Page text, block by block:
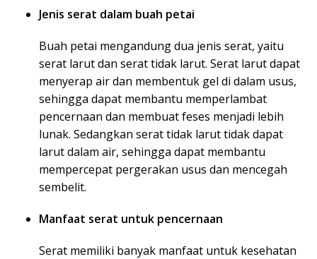
Jenis serat dalam buah petai
Buah petai mengandung dua jenis serat, yaitu
serat larut dan serat tidak larut. Serat larut dapat
menyerap air dan membentuk gel di dalam usus,
sehingga dapat membantu memperlambat
pencernaan dan membuat feses menjadi lebih
lunak. Sedangkan serat tidak larut tidak dapat
larut dalam air, sehingga dapat membantu
mempercepat pergerakan usus dan mencegah
sembelit.
Manfaat serat untuk pencernaan
Serat memiliki banyak manfaat untuk kesehatan